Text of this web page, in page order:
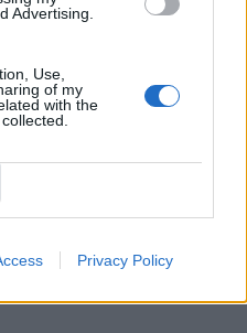
Advertising.
Use,
of my
with the
Privacy Policy